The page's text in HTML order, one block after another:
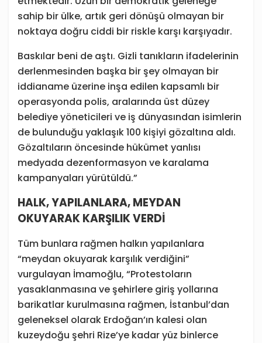
sahip bir ülke, artık geri dönüşü olmayan bir
noktaya doğru ciddi bir riskle karşı karşıyadır.
Baskılar beni de aştı. Gizli tanıkların ifadelerinin
derlenmesinden başka bir şey olmayan bir
iddianame üzerine inşa edilen kapsamlı bir
operasyonda polis, aralarında üst düzey
belediye yöneticileri ve iş dünyasından isimlerin
de bulunduğu yaklaşık 100 kişiyi gözaltına aldı.
Gözaltıların öncesinde hükümet yanlısı
medyada dezenformasyon ve karalama
kampanyaları yürütüldü.”
HALK, YAPILANLARA, MEYDAN
OKUYARAK KARŞILIK VERDİ
Tüm bunlara rağmen halkın yapılanlara
“meydan okuyarak karşılık verdiğini”
vurgulayan İmamoğlu, “Protestoların
yasaklanmasına ve şehirlere giriş yollarına
barikatlar kurulmasına rağmen, İstanbul’dan
geleneksel olarak Erdoğan’ın kalesi olan
kuzeydoğu şehri Rize’ye kadar yüz binlerce